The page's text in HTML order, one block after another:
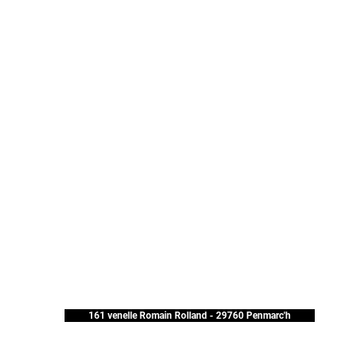
161 venelle Romain Rolland - 29760 Penmarc'h